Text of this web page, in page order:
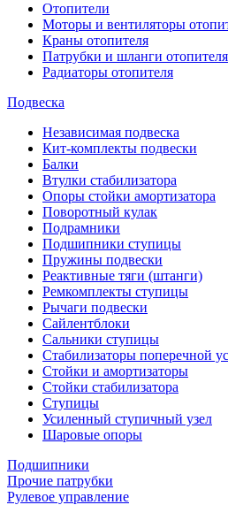
Отопители
Моторы и вентиляторы
Краны отопителя
Патрубки и шланги отопителя
Радиаторы отопителя
Подвеска
Независимая подвеска
Кит-комплекты подвески
Балки
Втулки стабилизатора
Опоры стойки амортизатора
Поворотный кулак
Подрамники
Подшипники ступицы
Пружины подвески
Реактивные тяги (штанги)
Ремкомплекты ступицы
Рычаги подвески
Сайлентблоки
Сальники ступицы
Стабилизаторы поперечной
Стойки и амортизаторы
Стойки стабилизатора
Ступицы
Усиленный ступичный узел
Шаровые опоры
Подшипники
Прочие патрубки
Рулевое управление